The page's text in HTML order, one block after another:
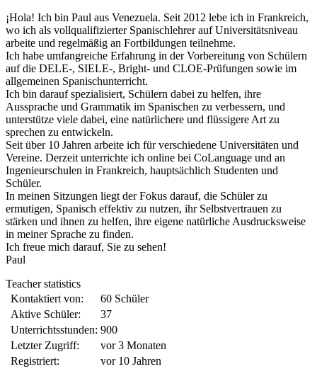
¡Hola! Ich bin Paul aus Venezuela. Seit 2012 lebe ich in Frankreich,
wo ich als vollqualifizierter Spanischlehrer auf Universitätsniveau
arbeite und regelmäßig an Fortbildungen teilnehme.
Ich habe umfangreiche Erfahrung in der Vorbereitung von Schülern
auf die DELE-, SIELE-, Bright- und CLOE-Prüfungen sowie im
allgemeinen Spanischunterricht.
Ich bin darauf spezialisiert, Schülern dabei zu helfen, ihre
Aussprache und Grammatik im Spanischen zu verbessern, und
unterstütze viele dabei, eine natürlichere und flüssigere Art zu
sprechen zu entwickeln.
Seit über 10 Jahren arbeite ich für verschiedene Universitäten und
Vereine. Derzeit unterrichte ich online bei CoLanguage und an
Ingenieurschulen in Frankreich, hauptsächlich Studenten und
Schüler.
In meinen Sitzungen liegt der Fokus darauf, die Schüler zu
ermutigen, Spanisch effektiv zu nutzen, ihr Selbstvertrauen zu
stärken und ihnen zu helfen, ihre eigene natürliche Ausdrucksweise
in meiner Sprache zu finden.
Ich freue mich darauf, Sie zu sehen!
Paul
Teacher statistics
Kontaktiert von:
60 Schüler
Aktive Schüler:
37
Unterrichtsstunden: 900
Letzter Zugriff:
vor 3 Monaten
Registriert:
vor 10 Jahren